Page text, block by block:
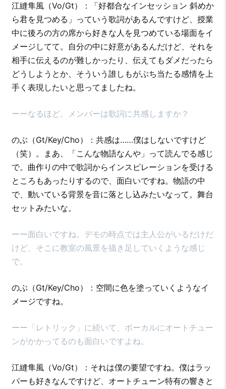
江縫隼風（Vo/Gt）：「好都合なインセッション 斜めか
ら君を見つめる」っていう歌詞があるんですけど、授業
中に後ろの方の席から好きな人を見つめている場面をイ
メージしてて。自分の中に好意があるんだけど、それを
相手に伝えるのが難しかったり、伝えてもダメだったら
どうしようとか、そういう誰しもがぶち当たる感情を上
手く表現したいと思ってましたね。
ーーなるほど。メンバーは歌詞に共感しますか？
のぶ（Gt/Key/Cho）：共感は……僕はしないですけど
（笑）。まあ、「こんな物語なんや」って読んでる感じ
で。曲作りの中で歌詞からインスピレーションを受ける
ところもあったりするので、面白いですね。物語の中
で、動いている背景を音に落とし込みたいなって。舞台
セットみたいな。
ーー面白いですね。デモの時点では主人公がいるだけだ
けど、そこに教室の風景を描き足していくような感じ
で。
のぶ（Gt/Key/Cho）：空間に色を塗っていくようなイ
メージですね。
ーー「レトリック」に続いて、ボーカルにオートチュー
ンがかかってるのも面白いですよね。
江縫隼風（Vo/Gt）：それは僕の要望ですね。僕はラッ
パーも好きなんですけど、オートチューン特有の響きと